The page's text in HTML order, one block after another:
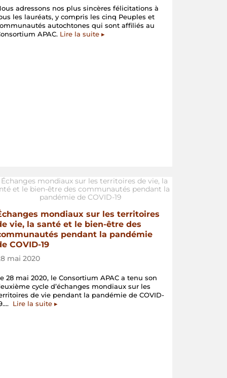
adressons nos plus sincères félicitations à
les lauréats, y compris les cinq Peuples et
autochtones qui sont affiliés au
APAC. Lire la suite ▸
mondiaux sur les territoires
vie, la santé et le bien-être des
pendant la pandémie
COVID-19
mai 2020
28 mai 2020, le Consortium APAC a tenu son
cycle d’échanges mondiaux sur les
de vie pendant la pandémie de COVID-
Lire la suite« Échanges
▸